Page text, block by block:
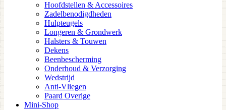
Hoofdstellen & Accessoires
Zadelbenodigdheden
Hulpteugels
Longeren & Grondwerk
Halsters & Touwen
Dekens
Beenbescherming
Onderhoud & Verzorging
Wedstrijd
Anti-Vliegen
Paard Overige
Mini-Shop